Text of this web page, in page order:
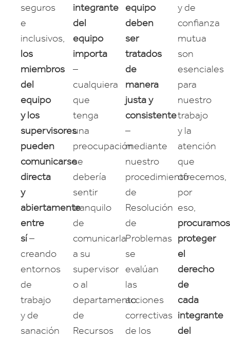
seguros
e
inclusivos,
los
miembros
del
equipo
y los
supervisores
pueden
comunicarse
directa
y
abiertamente
entre
sí –
creando
entornos
de
trabajo
y de
sanación
integrante
del
equipo
importa
–
cualquiera
que
tenga
una
preocupación
se
debería
sentir
tranquilo
de
comunicarla
a su
supervisor
o al
departamento
de
Recursos
equipo
deben
ser
tratados
de
manera
justa y
consistente
–
mediante
nuestro
procedimiento
de
Resolución
de
Problemas
se
evalúan
las
acciones
correctivas
de los
y de
confianza
mutua
son
esenciales
para
nuestro
trabajo
y la
atención
que
ofrecemos,
por
eso,
procuramos
proteger
el
derecho
de
cada
integrante
del